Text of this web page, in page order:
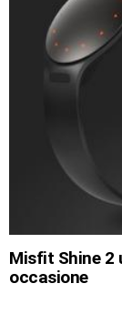
Misfit Shine 2
occasione